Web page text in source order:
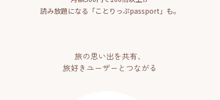
読み放題になる「ことりっぷpassport」も。
旅の思い出を共有、
旅好きユーザーとつながる